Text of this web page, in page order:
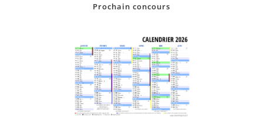
Prochain concours